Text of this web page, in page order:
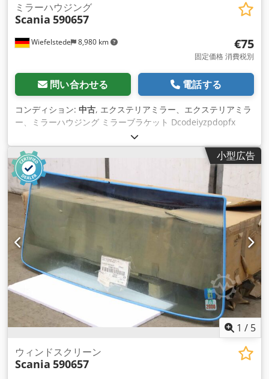
Wiefelstede 8,980 km
ミラーハウジング
Scania 590657
€75
固定価格 消費税別
問い合わせる 電話する
コンディション: 中古, エクステリアミラー、エクステリアミラ
ー、ミラーハウジング ミラーブラケット Dcodeiyzpdopfx
Akkjk -メーカー：スカニア、ミラーハウジングミラーホルダー
修理/塗装準備中 -タイプ: 590657 -寸法: 1640/640/H210 mm -
重量: 8 kg
小型広告
1 / 5
ウィンドスクリーン
Scania 590657